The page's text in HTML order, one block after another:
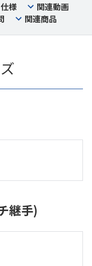
仕様
関連動画
関連商品
継手)